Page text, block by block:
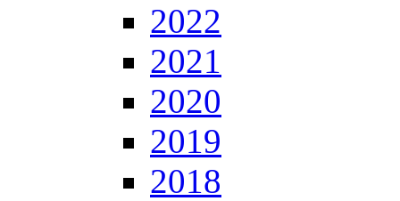
2022
2021
2020
2019
2018